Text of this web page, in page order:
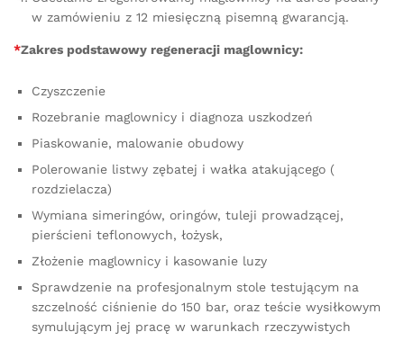
w zamówieniu z 12 miesięczną pisemną gwarancją.
*Zakres podstawowy regeneracji maglownicy:
Czyszczenie
Rozebranie maglownicy i diagnoza uszkodzeń
Piaskowanie, malowanie obudowy
Polerowanie listwy zębatej i wałka atakującego (
rozdzielacza)
Wymiana simeringów, oringów, tuleji prowadzącej,
pierścieni teflonowych, łożysk,
Złożenie maglownicy i kasowanie luzy
Sprawdzenie na profesjonalnym stole testującym na
szczelność ciśnienie do 150 bar, oraz teście wysiłkowym
symulującym jej pracę w warunkach rzeczywistych